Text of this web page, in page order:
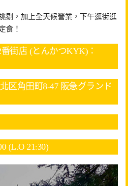
剔，加上全天候營業，下午逛街逛
食！
街店 (とんかつKYK)：
区角田町8-47 阪急グランド
(L.O 21:30)